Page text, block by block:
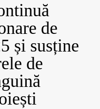
de
și susține
de